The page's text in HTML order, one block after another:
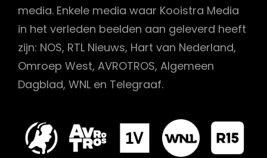
media. Enkele media waar Kooistra Media
in het verleden beelden aan geleverd heeft
zijn: NOS, RTL Nieuws, Hart van Nederland,
Omroep West, AVROTROS, Algemeen
Dagblad, WNL en Telegraaf.